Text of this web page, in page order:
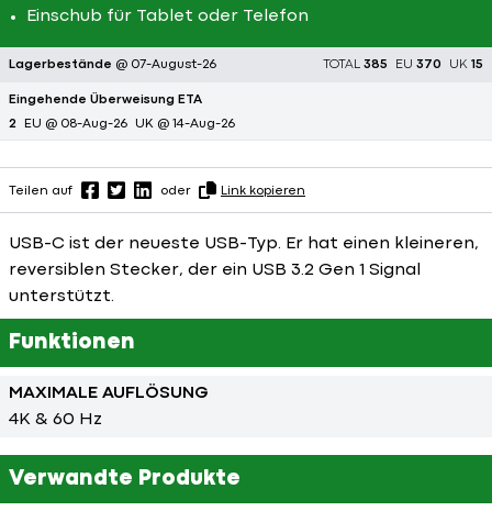
Einschub für Tablet oder Telefon
Lagerbestände @ 07-August-26 TOTAL 385 EU 370 UK 15
Eingehende Überweisung ETA
2 EU @ 08-Aug-26 UK @ 14-Aug-26
Teilen auf oder Link kopieren
USB-C ist der neueste USB-Typ. Er hat einen kleineren,
reversiblen Stecker, der ein USB 3.2 Gen 1 Signal
unterstützt.
Funktionen
MAXIMALE AUFLÖSUNG
4K & 60 Hz
Verwandte Produkte